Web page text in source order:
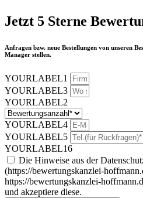
Jetzt 5 Sterne
Anfragen bzw. neue Bestellungen von unseren
Manager stellen.
YOURLABEL1
YOURLABEL3
YOURLABEL2
YOURLABEL4
YOURLABEL5
YOURLABEL16
Die Hinweise aus der
(https://bewertungskanzlei-
https://bewertungskanzlei-
und akzeptiere diese.